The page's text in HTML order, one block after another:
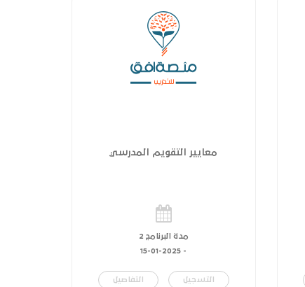
معايير التقويم المدرسي
مدة البرنامج 2
-
15-01-2025
التسجيل التفاصيل